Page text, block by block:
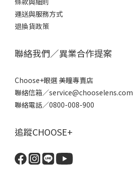
運送與服務方式
退換貨政策
聯絡我們／異業合作提案
Choose+眼選 美瞳專賣店
聯絡信箱／service@chooselens.com
聯絡電話／0800-008-900
追蹤CHOOSE+